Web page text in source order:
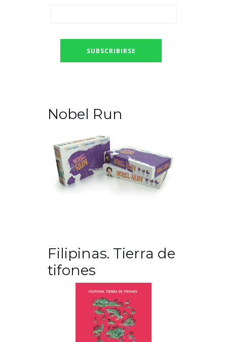
Nobel Run
Filipinas. Tierra de
tifones